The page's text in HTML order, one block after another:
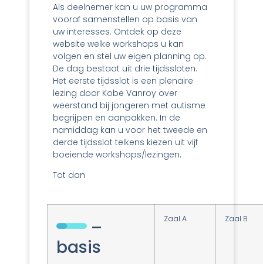
Als deelnemer kan u uw programma
vooraf samenstellen op basis van
uw interesses. Ontdek op deze
website welke workshops u kan
volgen en stel uw eigen planning op.
De dag bestaat uit drie tijdssloten.
Het eerste tijdsslot is een plenaire
lezing door Kobe Vanroy over
weerstand bij jongeren met autisme
begrijpen en aanpakken. In de
namiddag kan u voor het tweede en
derde tijdsslot telkens kiezen uit vijf
boeiende workshops/lezingen.
Tot dan
–
basis
Zaal A Zaal B